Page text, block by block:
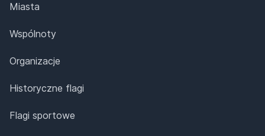
Miasta
Wspólnoty
Organizacje
Historyczne flagi
Flagi sportowe